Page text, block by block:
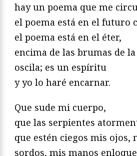
hay un poema que me
el poema está en el futuro
el poema está en el éter,
encima de las brumas de
oscila; es un espíritu
y yo lo haré encarnar.
Que sude mi cuerpo,
que las serpientes
que estén ciegos mis ojos,
sordos, mis manos